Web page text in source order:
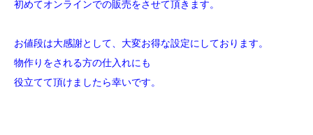
初めてオンラインでの販売をさせて頂きます。
お値段は大感謝として、大変お得な設定にしております。
物作りをされる方の仕入れにも
役立てて頂けましたら幸いです。